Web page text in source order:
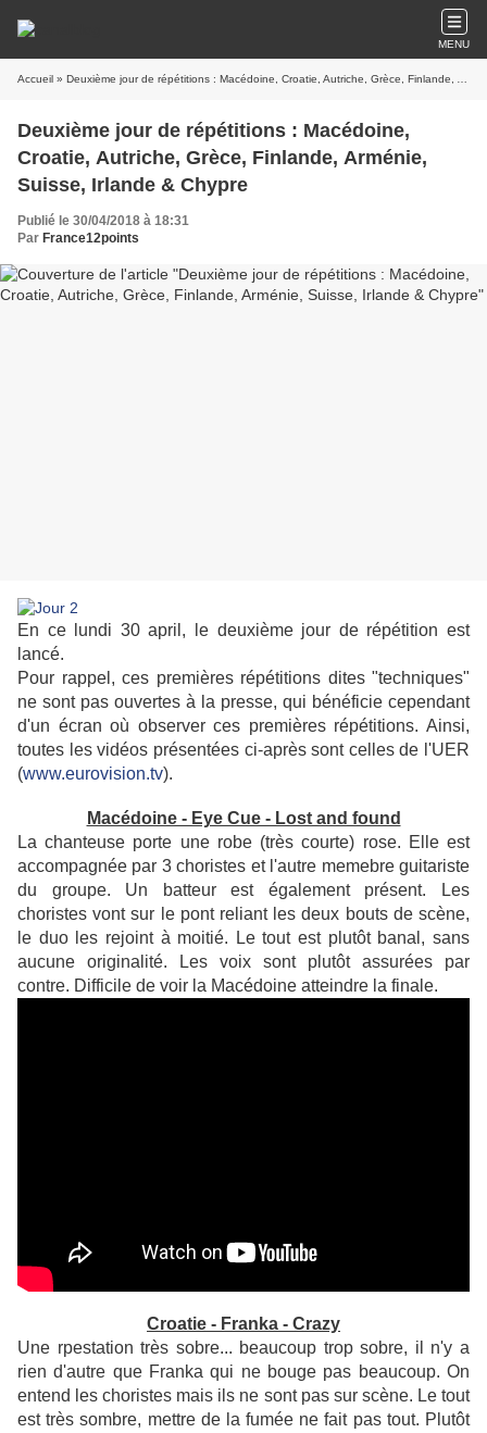
MENU
Accueil » Deuxième jour de répétitions : Macédoine, Croatie, Autriche, Grèce, Finlande, Arménie, Suisse, Irlande & Chypre
Deuxième jour de répétitions : Macédoine,
Croatie, Autriche, Grèce, Finlande, Arménie,
Suisse, Irlande & Chypre
Publié le 30/04/2018 à 18:31
Par France12points
En ce lundi 30 april, le deuxième jour de répétition est
lancé.
Pour rappel, ces premières répétitions dites "techniques"
ne sont pas ouvertes à la presse, qui bénéficie cependant
d'un écran où observer ces premières répétitions. Ainsi,
toutes les vidéos présentées ci-après sont celles de l'UER
(www.eurovision.tv).
Macédoine - Eye Cue - Lost and found
La chanteuse porte une robe (très courte) rose. Elle est
accompagnée par 3 choristes et l'autre memebre guitariste
du groupe. Un batteur est également présent. Les
choristes vont sur le pont reliant les deux bouts de scène,
le duo les rejoint à moitié. Le tout est plutôt banal, sans
aucune originalité. Les voix sont plutôt assurées par
contre. Difficile de voir la Macédoine atteindre la finale.
Croatie - Franka - Crazy
Une rpestation très sobre... beaucoup trop sobre, il n'y a
rien d'autre que Franka qui ne bouge pas beaucoup. On
entend les choristes mais ils ne sont pas sur scène. Le tout
est très sombre, mettre de la fumée ne fait pas tout. Plutôt